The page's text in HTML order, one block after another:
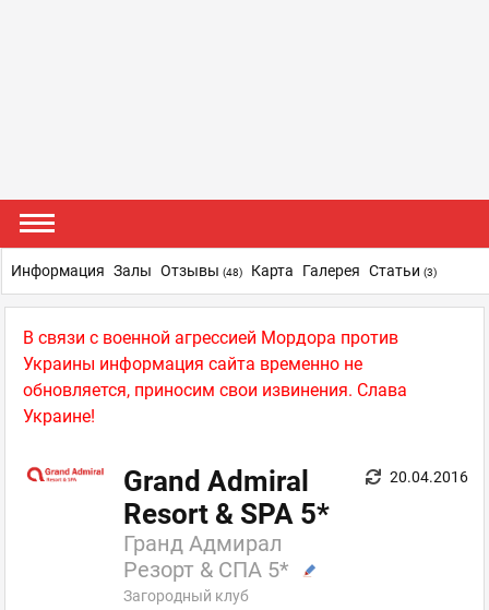
В связи с военной агрессией Мордора против
Украины информация сайта временно не
обновляется, приносим свои извинения. Слава
Украине!
Grand Admiral
Resort & SPA 5*
Гранд Адмирал
Резорт & СПА 5*
Загородный клуб
20.04.2016
Информация Залы Отзывы (48) Карта Галерея Статьи (3)